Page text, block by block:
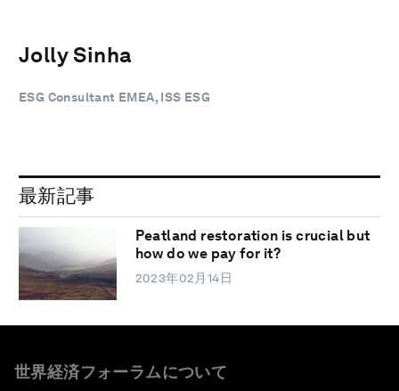
Jolly Sinha
ESG Consultant EMEA, ISS ESG
最新記事
Peatland restoration is crucial but
how do we pay for it?
2023年02月14日
世界経済フォーラムについて